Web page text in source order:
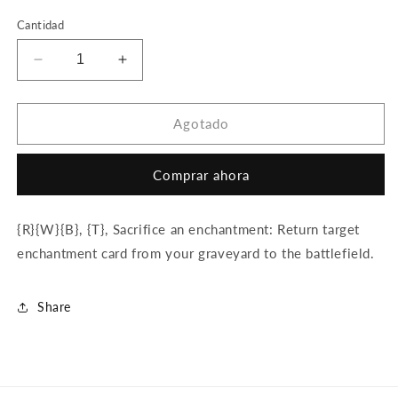
Cantidad
Reducir
cantidad
para
Arcanum
Aumentar
cantidad
para
Arcanum
Agotado
Comprar ahora
{R}{W}{B}, {T}, Sacrifice an enchantment: Return target
enchantment card from your graveyard to the battlefield.
Share